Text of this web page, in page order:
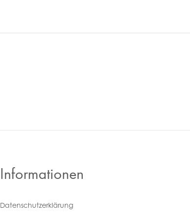
Informationen
Daten­schutz­erklärung